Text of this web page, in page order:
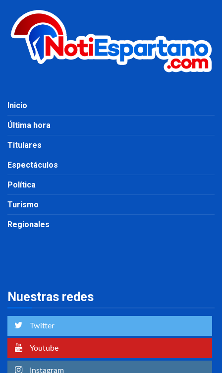
Inicio
Última hora
Titulares
Espectáculos
Política
Turismo
Regionales
Nuestras redes
Twitter
Youtube
Instagram